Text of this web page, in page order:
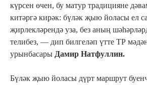
күрсен өчен, бу матур традицияне
китәргә кирәк: бүләк җыю йоласы ел
җирлекләрендә уза, без аның
телибез, — дип билгеләп үтте ТР
урынбасары Дамир Натфуллин.
Бүләк җыю йоласы дүрт маршрут